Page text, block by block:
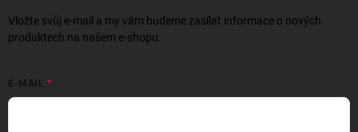
Vložte svůj e-mail a my vám budeme zasílat informace o nových
produktech na našem e-shopu.
E-MAIL